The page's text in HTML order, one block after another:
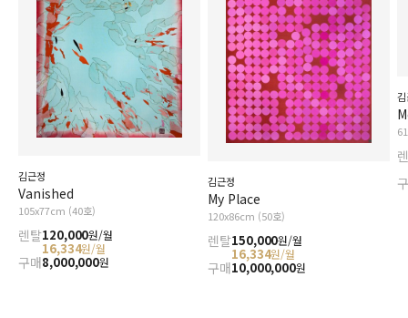
김근정
Vanished
105x77cm (40호)
렌탈120,000원/월
16,334원/월
구매8,000,000원
김근정
My Place
120x86cm (50호)
렌탈150,000원/월
16,334원/월
구매10,000,000원